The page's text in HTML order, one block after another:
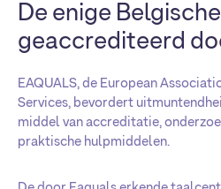
De enige
geaccrediteerd
EAQUALS, de European
Services, bevordert
middel van accreditatie,
praktische hulpmiddelen.